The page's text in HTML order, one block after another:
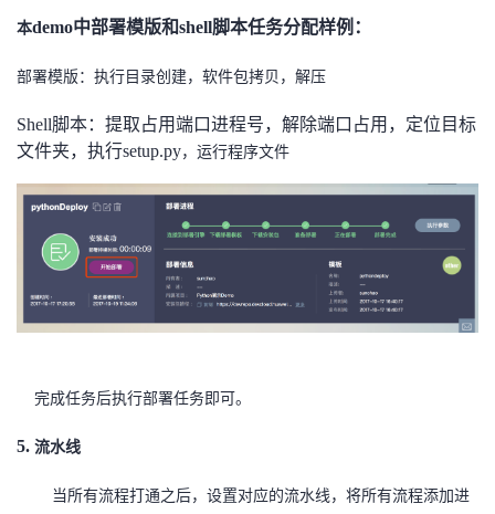
本demo中部署模版和shell脚本任务分配样例：
部署模版：执行目录创建，软件包拷贝，解压
Shell脚本：提取占用端口进程号，解除端口占用，定位目标
文件夹，执行setup.py，运行程序文件
完成任务后执行部署任务即可。
5. 流水线
当所有流程打通之后，设置对应的流水线，将所有流程添加进